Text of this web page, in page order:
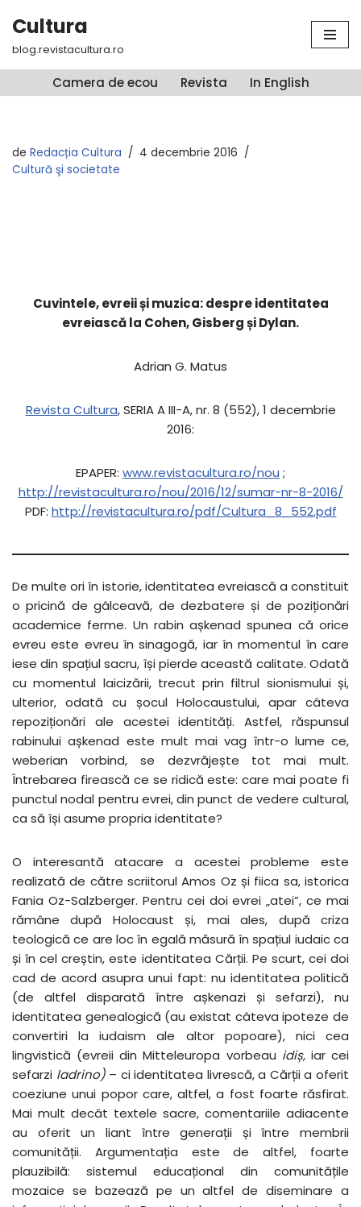
Sari
conținut
Cultura
blog.revistacultura.ro
Camera de ecou Revista In English
de Redacția Cultura
4 decembrie 2016
Cultură şi societate
Cuvintele, evreii și muzica: despre identitatea
evreiască la Cohen, Gisberg și Dylan.
Adrian G. Matus
Revista Cultura, SERIA A III-A, nr. 8 (552), 1 decembrie
2016:
EPAPER: www.revistacultura.ro/nou ;
http://revistacultura.ro/nou/2016/12/sumar-nr-8-2016/
PDF: http://revistacultura.ro/pdf/Cultura_8_552.pdf
De multe ori în istorie, identitatea evreiască a constituit
o pricină de gâlceavă, de dezbatere și de poziționări
academice ferme. Un rabin așkenad spunea că orice
evreu este evreu în sinagogă, iar în momentul în care
iese din spațiul sacru, își pierde această calitate. Odată
cu momentul laicizării, trecut prin filtrul sionismului și,
ulterior, odată cu șocul Holocaustului, apar câteva
repoziționări ale acestei identități. Astfel, răspunsul
rabinului așkenad este mult mai vag într-o lume ce,
weberian vorbind, se dezvrăjește tot mai mult.
Întrebarea firească ce se ridică este: care mai poate fi
punctul nodal pentru evrei, din punct de vedere cultural,
ca să își asume propria identitate?
O interesantă atacare a acestei probleme este
realizată de către scriitorul Amos Oz și fiica sa, istorica
Fania Oz-Salzberger. Pentru cei doi evrei „atei”, ce mai
rămâne după Holocaust și, mai ales, după criza
teologică ce are loc în egală măsură în spațiul iudaic ca
și în cel creștin, este identitatea Cărții. Pe scurt, cei doi
cad de acord asupra unui fapt: nu identitatea politică
(de altfel disparată între așkenazi și sefarzi), nu
identitatea genealogică (au existat câteva ipoteze de
convertiri la iudaism ale altor popoare), nici cea
lingvistică (evreii din Mitteleuropa vorbeau idiș, iar cei
sefarzi ladrino)– ci identitatea livrescă, a Cărții a oferit
coeziune unui popor care, altfel, a fost foarte răsfirat.
Mai mult decât textele sacre, comentariile adiacente
au oferit un liant între generații și între membrii
comunității. Argumentația este de altfel, foarte
plauzibilă: sistemul educațional din comunitățile
mozaice se bazează pe un altfel de diseminare a